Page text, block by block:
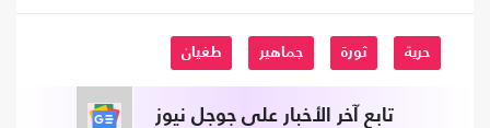
حرية ثورة جماهير طغيان
تابع آخر الأخبار على جوجل نيوز